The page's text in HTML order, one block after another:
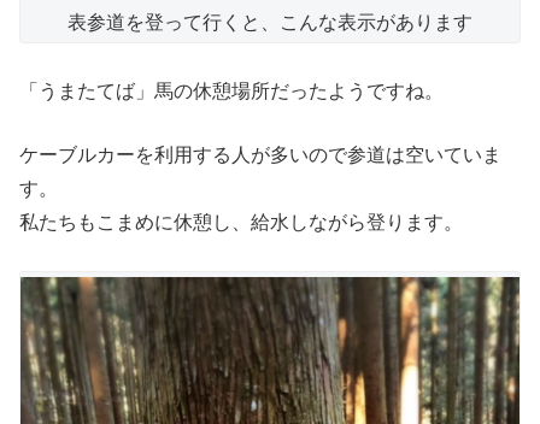
表参道を登って行くと、こんな表示があります
「うまたてば」馬の休憩場所だったようですね。
ケーブルカーを利用する人が多いので参道は空いていま
す。
私たちもこまめに休憩し、給水しながら登ります。